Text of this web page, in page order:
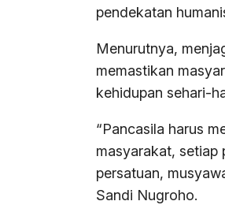
pendekatan
Menurutnya,
memastikan
kehidupan sehari-
“Pancasila harus
masyarakat, setiap
persatuan,
Sandi Nugroho.